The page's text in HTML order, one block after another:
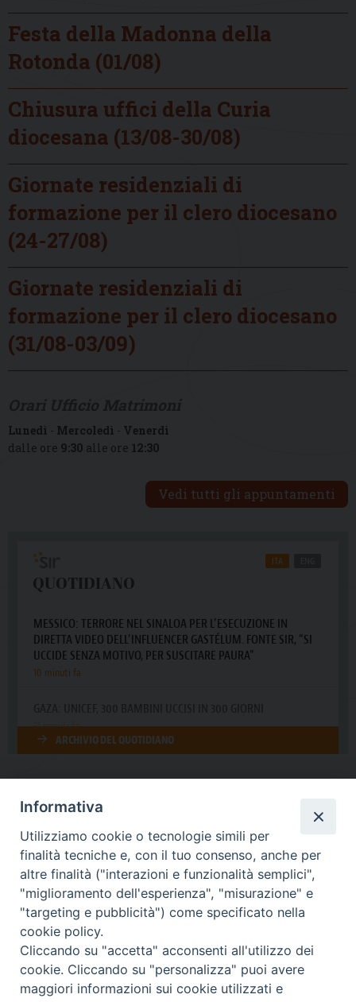
Festa della Madonna della
Rotonda (01/08)
Chiusura uffici della Curia
diocesana (13/08-30/08)
Giornate residenziali di
formazione per il clero diocesano
(24-27/08)
Giornate residenziali di
formazione per il clero diocesano
(31/08-03/09)
Lunedì - Mercoledì - Venerdì
dalle ore 9:30 alle ore 12:30
Vedi tutti gli appuntamenti
DIOCESI SUBURBICARIA DI ALBANO
Contatti:Tel.: 06.93268401 - Fax.: 06.9323844
E-mail:curia@diocesidialbano.it
Orari: dal Lunedì al Venerdì Ore: 9:00 - 13:00
Lunedì, Mercoledì e Venerdì, Ore 9:30 - 12:30
Informativa
Utilizziamo cookie o tecnologie simili per
finalità tecniche e, con il tuo consenso, anche per
altre finalità ("interazioni e funzionalità semplici",
"miglioramento dell'esperienza", "misurazione" e
"targeting e pubblicità") come specificato nella
cookie policy.
Cliccando su "accetta" acconsenti all'utilizzo dei
cookie. Cliccando su "personalizza" puoi avere
maggiori informazioni sui cookie utilizzati e